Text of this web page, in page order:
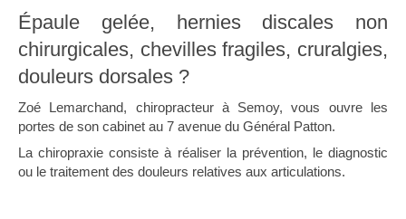
Épaule gelée, hernies discales non
chirurgicales, chevilles fragiles, cruralgies,
douleurs dorsales ?
Zoé Lemarchand, chiropracteur à Semoy, vous ouvre les
portes de son cabinet au 7 avenue du Général Patton.
La chiropraxie consiste à réaliser la prévention, le diagnostic
ou le traitement des douleurs relatives aux articulations.